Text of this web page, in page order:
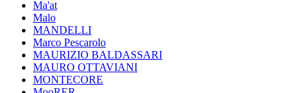
Ma'at
Malo
MANDELLI
Marco Pescarolo
MAURIZIO BALDASSARI
MAURO OTTAVIANI
MONTECORE